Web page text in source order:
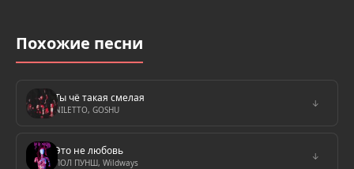
Похожие песни
Ты чё такая смелая
NILETTO, GOSHU
↓
Это не любовь
ПОЛ ПУНШ, Wildways
↓